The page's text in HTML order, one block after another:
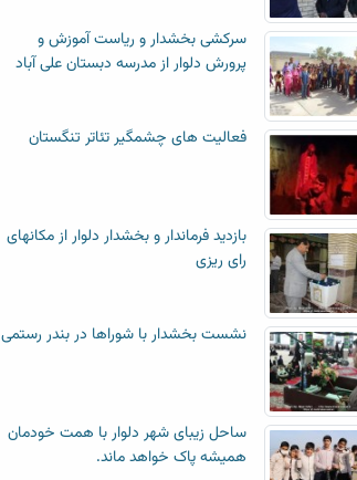
سرکشی بخشدار و ریاست آموزش و
پرورش دلوار از مدرسه دبستان علی آباد
فعالیت های چشمگیر تئاتر تنگستان
بازدید فرماندار و بخشدار دلوار از مکانهای
رای ریزی
نشست بخشدار با شوراها در بندر رستمی
ساحل زیبای شهر دلوار با همت خودمان
همیشه پاک خواهد ماند.